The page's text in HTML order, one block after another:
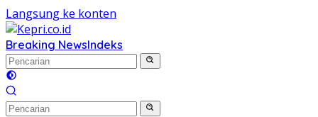
Langsung ke konten
Breaking NewsIndeks